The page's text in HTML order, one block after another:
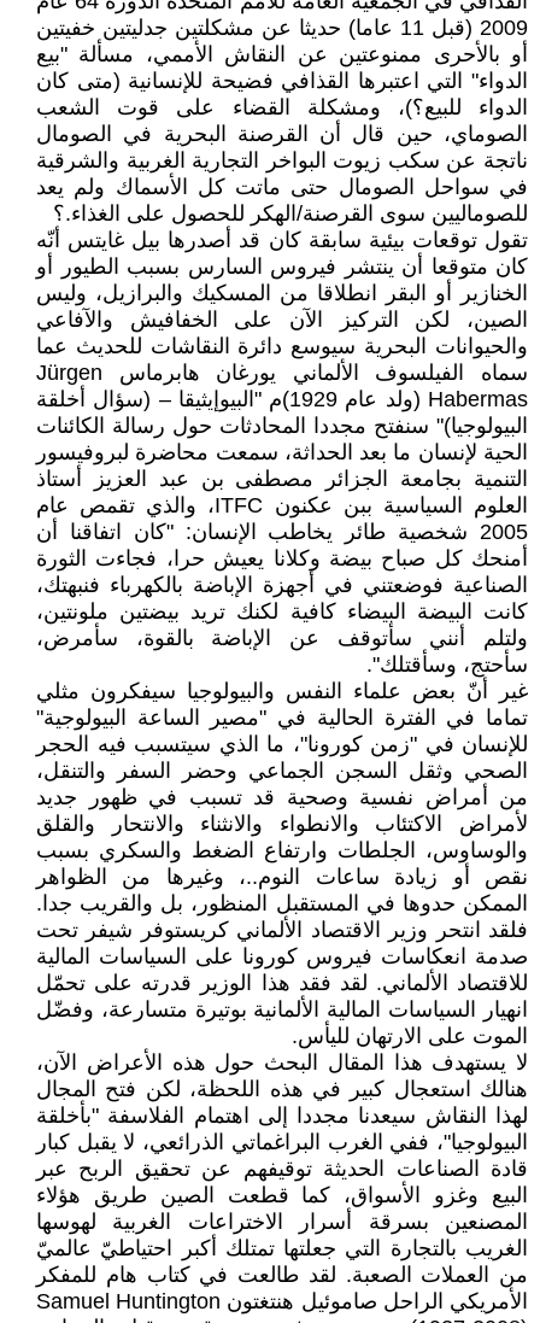
2009 (قبل 11 عاما) حديثا عن مشكلتين جدليتين خفيتين
أو بالأحرى ممنوعتين عن النقاش الأممي، مسألة "بيع
الدواء" التي اعتبرها القذافي فضيحة للإنسانية (متى كان
الدواء للبيع؟)، ومشكلة القضاء على قوت الشعب
الصوماي، حين قال أن القرصنة البحرية في الصومال
ناتجة عن سكب زيوت البواخر التجارية الغربية والشرقية
في سواحل الصومال حتى ماتت كل الأسماك ولم يعد
للصوماليين سوى القرصنة/الهكر للحصول على الغذاء.؟
تقول توقعات بيئية سابقة كان قد أصدرها بيل غايتس أنّه
كان متوقعا أن ينتشر فيروس السارس بسبب الطيور أو
الخنازير أو البقر انطلاقا من المسكيك والبرازيل، وليس
الصين، لكن التركيز الآن على الخفافيش والآفاعي
والحيوانات البحرية سيوسع دائرة النقاشات للحديث عما
سماه الفيلسوف الألماني يورغان هابرماس Jürgen
Habermas (ولد عام 1929)م "البيوإيثيقا – (سؤال أخلقة
البيولوجيا)" سنفتح مجددا المحادثات حول رسالة الكائنات
الحية لإنسان ما بعد الحداثة، سمعت محاضرة لبروفيسور
التنمية بجامعة الجزائر مصطفى بن عبد العزيز أستاذ
العلوم السياسية ببن عكنون ITFC، والذي تقمص عام
2005 شخصية طائر يخاطب الإنسان: "كان اتفاقنا أن
أمنحك كل صباح بيضة وكلانا يعيش حرا، فجاءت الثورة
الصناعية فوضعتني في أجهزة الإباضة بالكهرباء فنبهتك،
كانت البيضة البيضاء كافية لكنك تريد بيضتين ملونتين،
ولتلم أنني سأتوقف عن الإباضة بالقوة، سأمرض،
سأحتج، وسأقتلك".
غير أنّ بعض علماء النفس والبيولوجيا سيفكرون مثلي
تماما في الفترة الحالية في "مصير الساعة البيولوجية"
للإنسان في "زمن كورونا"، ما الذي سيتسبب فيه الحجر
الصحي وثقل السجن الجماعي وحضر السفر والتنقل،
من أمراض نفسية وصحية قد تسبب في ظهور جديد
لأمراض الاكتئاب والانطواء والانثناء والانتحار والقلق
والوساوس، الجلطات وارتفاع الضغط والسكري بسبب
نقص أو زيادة ساعات النوم..، وغيرها من الظواهر
الممكن حدوها في المستقبل المنظور، بل والقريب جدا.
فلقد انتحر وزير الاقتصاد الألماني كريستوفر شيفر تحت
صدمة انعكاسات فيروس كورونا على السياسات المالية
للاقتصاد الألماني. لقد فقد هذا الوزير قدرته على تحمّل
انهيار السياسات المالية الألمانية بوتيرة متسارعة، وفضّل
الموت على الارتهان لليأس.
لا يستهدف هذا المقال البحث حول هذه الأعراض الآن،
هنالك استعجال كبير في هذه اللحظة، لكن فتح المجال
لهذا النقاش سيعدنا مجددا إلى اهتمام الفلاسفة "بأخلقة
البيولوجيا"، ففي الغرب البراغماتي الذرائعي، لا يقبل كبار
قادة الصناعات الحديثة توقيفهم عن تحقيق الربح عبر
البيع وغزو الأسواق، كما قطعت الصين طريق هؤلاء
المصنعين بسرقة أسرار الاختراعات الغربية لهوسها
الغريب بالتجارة التي جعلتها تمتلك أكبر احتياطيّ عالميّ
من العملات الصعبة. لقد طالعت في كتاب هام للمفكر
الأمريكي الراحل صاموئيل هنتغتون Samuel Huntington